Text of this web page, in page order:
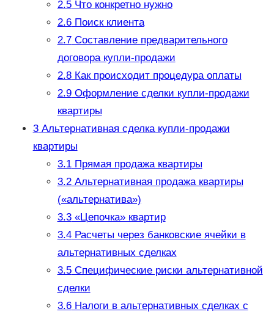
2.5Что конкретно нужно
2.6Поиск клиента
2.7Составление предварительного
договора купли-продажи
2.8Как происходит процедура оплаты
2.9Оформление сделки купли-продажи
квартиры
3Альтернативная сделка купли-продажи
квартиры
3.1Прямая продажа квартиры
3.2Альтернативная продажа квартиры
(«альтернатива»)
3.3«Цепочка» квартир
3.4Расчеты через банковские ячейки в
альтернативных сделках
3.5Специфические риски альтернативной
сделки
3.6Налоги в альтернативных сделках с